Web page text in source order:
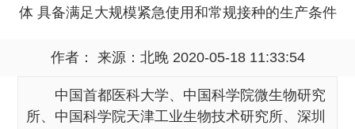
体 具备满足大规模紧急使用和常规接种的生产条件
作者： 来源： 北晚2020-05-18 11:33:54
中国首都医科大学、中国科学院微生物研究
所、中国科学院天津工业生物技术研究所、深圳